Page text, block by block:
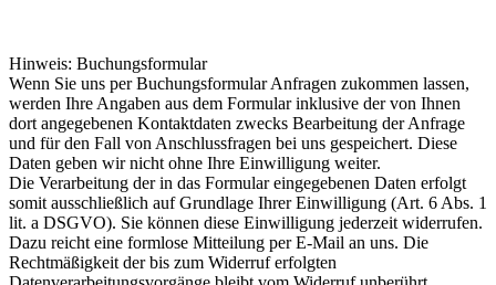
Hinweis: Buchungsformular
Wenn Sie uns per Buchungsformular Anfragen zukommen lassen,
werden Ihre Angaben aus dem Formular inklusive der von Ihnen
dort angegebenen Kontaktdaten zwecks Bearbeitung der Anfrage
und für den Fall von Anschlussfragen bei uns gespeichert. Diese
Daten geben wir nicht ohne Ihre Einwilligung weiter.
Die Verarbeitung der in das Formular eingegebenen Daten erfolgt
somit ausschließlich auf Grundlage Ihrer Einwilligung (Art. 6 Abs. 1
lit. a DSGVO). Sie können diese Einwilligung jederzeit widerrufen.
Dazu reicht eine formlose Mitteilung per E-Mail an uns. Die
Rechtmäßigkeit der bis zum Widerruf erfolgten